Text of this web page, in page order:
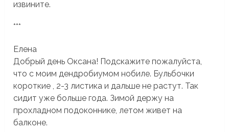
извините.
***
Елена
Добрый день Оксана! Подскажите пожалуйста,
что с моим дендробиумом нобиле. Бульбочки
короткие , 2-3 листика и дальше не растут. Так
сидит уже больше года. Зимой держу на
прохладном подоконнике, летом живет на
балконе.